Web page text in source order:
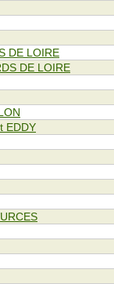
DE LOIRE
DE LOIRE
EDDY